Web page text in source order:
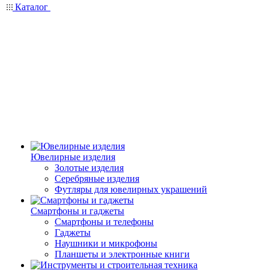
Каталог
Ювелирные изделия
Золотые изделия
Серебряные изделия
Футляры для ювелирных украшений
Смартфоны и гаджеты
Смартфоны и телефоны
Гаджеты
Наушники и микрофоны
Планшеты и электронные книги